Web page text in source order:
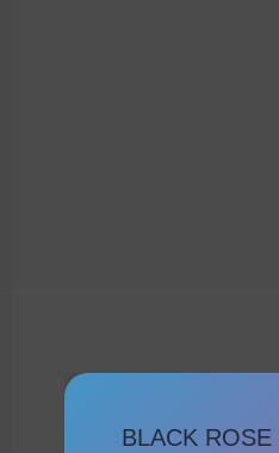
BLACK